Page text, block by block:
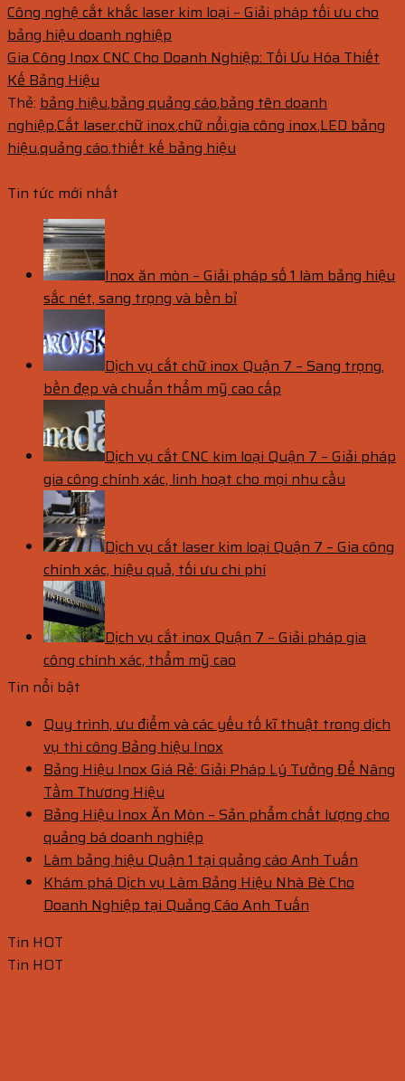
Công nghệ cắt khắc laser kim loại – Giải pháp tối ưu cho
bảng hiệu doanh nghiệp
Gia Công Inox CNC Cho Doanh Nghiệp: Tối Ưu Hóa Thiết
Kế Bảng Hiệu
Thẻ: bảng hiệu,bảng quảng cáo,bảng tên doanh
nghiệp,Cắt laser,chữ inox,chữ nổi,gia công inox,LED bảng
hiệu,quảng cáo,thiết kế bảng hiệu
Tin tức mới nhất
Inox ăn mòn – Giải pháp số 1 làm bảng hiệu
sắc nét, sang trọng và bền bỉ
Dịch vụ cắt chữ inox Quận 7 – Sang trọng,
bền đẹp và chuẩn thẩm mỹ cao cấp
Dịch vụ cắt CNC kim loại Quận 7 – Giải pháp
gia công chính xác, linh hoạt cho mọi nhu cầu
Dịch vụ cắt laser kim loại Quận 7 – Gia công
chính xác, hiệu quả, tối ưu chi phí
Dịch vụ cắt inox Quận 7 – Giải pháp gia
công chính xác, thẩm mỹ cao
Tin nổi bật
Quy trình, ưu điểm và các yếu tố kĩ thuật trong dịch
vụ thi công Bảng hiệu Inox
Bảng Hiệu Inox Giá Rẻ: Giải Pháp Lý Tưởng Để Nâng
Tầm Thương Hiệu
Bảng Hiệu Inox Ăn Mòn – Sản phẩm chất lượng cho
quảng bá doanh nghiệp
Làm bảng hiệu Quận 1 tại quảng cáo Anh Tuấn
Khám phá Dịch vụ Làm Bảng Hiệu Nhà Bè Cho
Doanh Nghiệp tại Quảng Cáo Anh Tuấn
Tin HOT
Tin HOT